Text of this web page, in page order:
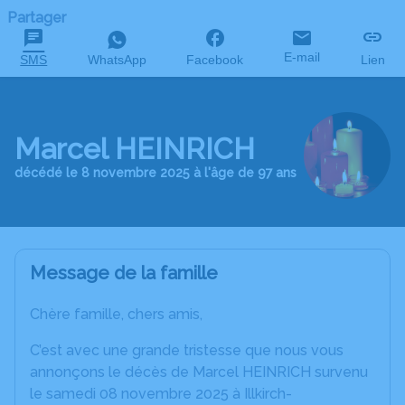
Partager
SMS WhatsApp Facebook E-mail Lien
Marcel HEINRICH
décédé le 8 novembre 2025 à l'âge de 97 ans
Message de la famille
Chère famille, chers amis,
C’est avec une grande tristesse que nous vous
annonçons le décès de Marcel HEINRICH survenu
le samedi 08 novembre 2025 à Illkirch-